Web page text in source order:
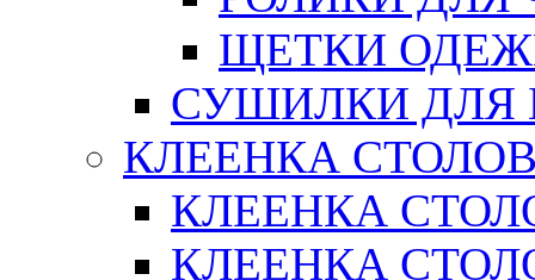
ЩЕТКИ
СУШИЛКИ ДЛЯ
КЛЕЕНКА
КЛЕЕНКА
КЛЕЕНКА